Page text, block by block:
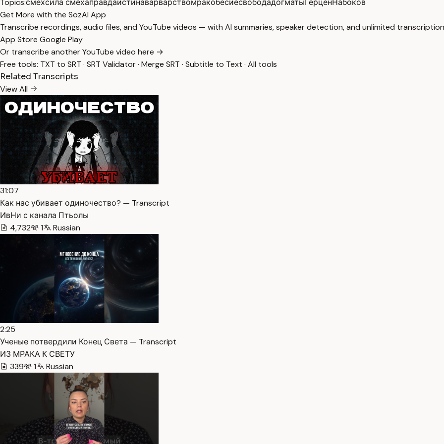
Topics:смехсила смехаправдаистинаварварствомракобесиесвободадогматы ГерценНабоков
Get More with the SozAI App
Transcribe recordings, audio files, and YouTube videos — with AI summaries, speaker detection, and unlimited
App Store Google Play
Or transcribe another YouTube video here →
Free tools: TXT to SRT · SRT Validator· Merge SRT · Subtitle to Text · All tools
Related Transcripts
View All
31:07
Как нас убивает одиночество? — Transcript
ИвНи с канала Птьолы
4,732
1 Russian
2:25
Ученые потвердили Конец Света — Transcript
ИЗ МРАКА К СВЕТУ
339
1 Russian